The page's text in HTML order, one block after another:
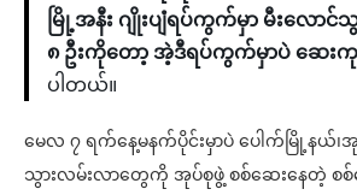
မြို့အနီး ဂျိုးပျံရပ်ကွက်မှာ မီးလောင်
၈ ဦးကို‌တော့ အဲ့ဒီရပ်ကွက်မှာပဲ ဆေး
ပါတယ်။
မေလ ၇ ရက်နေ့မနက်ပိုင်းမှာပဲ ပေါက်မြို့နယ်၊အု
သွားလမ်းလာတွေကို အုပ်စုဖွဲ့ စစ်ဆေးနေတဲ့ စစ်